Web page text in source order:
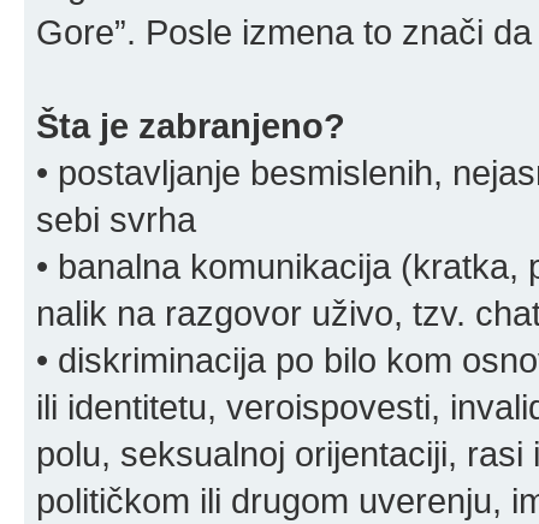
Gore”. Posle izmena to znači
Šta je zabranjeno?
• postavljanje besmislenih,
sebi svrha
• banalna komunikacija
nalik na razgovor uživo, tzv.
• diskriminacija po bilo kom
ili identitetu, veroispovesti,
polu, seksualnoj orijentaciji,
političkom ili drugom uverenju,